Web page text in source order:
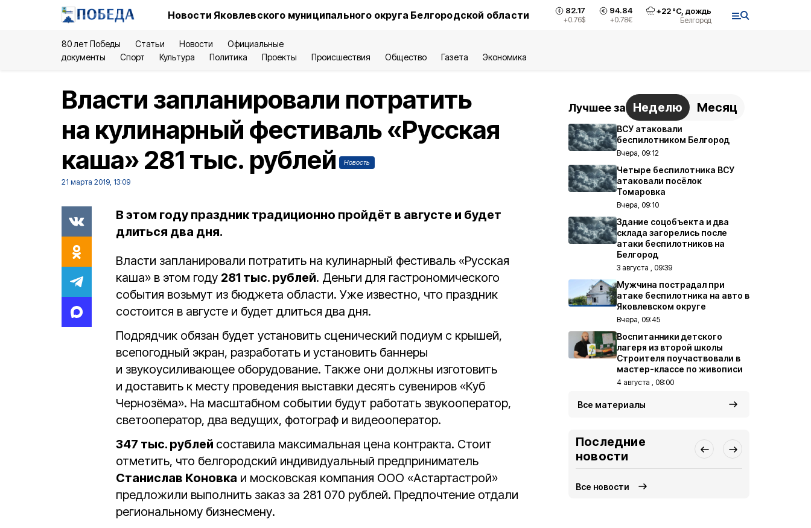
Новости Яковлевского муниципального округа Белгородской области 82.17
+0.76$
94.84
+0.78€
+22°С, дождь
Белгород
80 лет Победы Статьи Новости
Официальные
документы
Спорт Культура Политика Проекты Происшествия Общество Газета Экономика
Власти запланировали потратить
на кулинарный фестиваль «Русская
каша» 281 тыс. рублей
Новость
21 марта 2019, 13:09
В этом году праздник традиционно пройдёт в августе и будет
длиться два дня.
Власти запланировали потратить на кулинарный фестиваль «Русская
каша» в этом году 281 тыс. рублей. Деньги для гастрономического
события возьмут из бюджета области. Уже известно, что праздник
состоится в августе и будет длиться два дня.
Подрядчик обязан будет установить сценический подиум с крышей,
всепогодный экран, разработать и установить баннеры
и звукоусиливающее оборудование. Также они должны изготовить
и доставить к месту проведения выставки десять сувениров «Куб
Чернозёма». На масштабном событии будут работать звукооператор,
светооператор, два ведущих, фотограф и видеооператор.
347 тыс. рублей составила максимальная цена контракта. Стоит
отметить, что белгородский индивидуальный предприниматель
Станислав Коновка и московская компания ООО «Астартастрой»
предложили выполнить заказ за 281 070 рублей. Предпочтение отдали
региональному бизнесмену.
Лучшее за Неделю Месяц
ВСУ атаковали
беспилотником Белгород
Вчера, 09:12
Четыре беспилотника ВСУ
атаковали посёлок
Томаровка
Вчера, 09:10
Здание соцобъекта и два
склада загорелись после
атаки беспилотников на
Белгород
3 августа , 09:39
Мужчина пострадал при
атаке беспилотника на авто в
Яковлевском округе
Вчера, 09:45
Воспитанники детского
лагеря из второй школы
Строителя поучаствовали в
мастер-классе по живописи
4 августа , 08:00
Все материалы
Последние
новости
Все новости